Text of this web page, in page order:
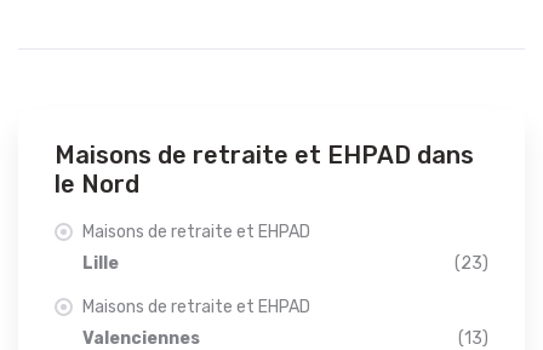
Maisons de retraite et EHPAD dans
le Nord
Maisons de retraite et EHPAD
Lille
(23)
Maisons de retraite et EHPAD
Valenciennes
(13)